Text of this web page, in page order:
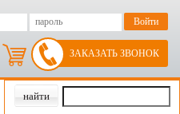
ЗАКАЗАТЬ ЗВОНОК